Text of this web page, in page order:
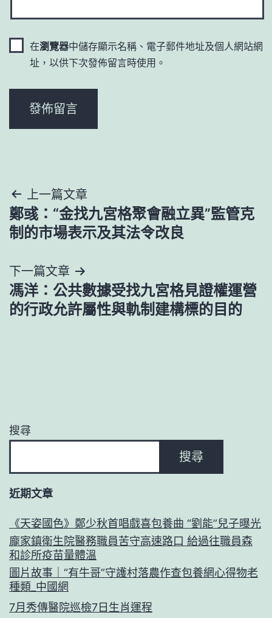
在瀏覽器中儲存顯示名稱、電子郵件地址及個人網站網
址，以供下次發佈留言時使用。
文
章
覽
上一篇文章
鄭彧：“金找九宮格聚會融立異”監管克
制的市場表示及其法令改良
下一篇文章
馮洋：公共數據受找九宮格見證權運營
的行政允許屬性與軌制建構標的目的
搜尋
搜尋
近期文章
《天姿國色》鄭少秋首唱戲喜包養曲 “劉能”兒子曝光
龐家鎮衛生院醫務職員苦守高速路口 給過往職員森
和診所疫苗量體溫
圖片故事｜“有牛哥”守護村落農作查包養網心得物老
種類_中國網
7月秀傳醫院巡檢7日生肖運程